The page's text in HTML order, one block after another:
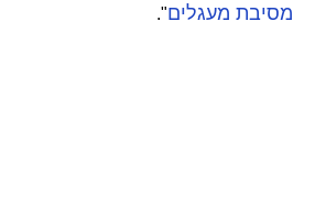
מסיבת מעגלים".